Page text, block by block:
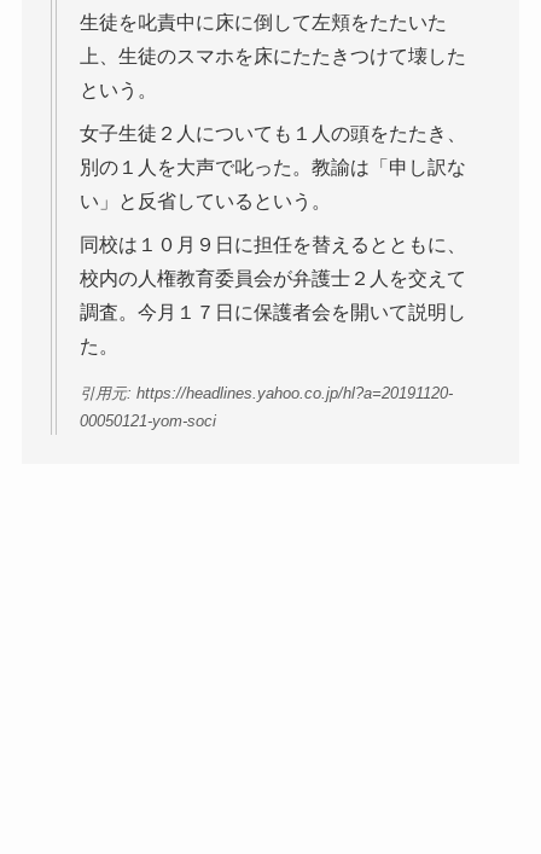
生徒を叱責中に床に倒して左頬をたたいた
上、生徒のスマホを床にたたきつけて壊した
という。
女子生徒２人についても１人の頭をたたき、
別の１人を大声で叱った。教諭は「申し訳な
い」と反省しているという。
同校は１０月９日に担任を替えるとともに、
校内の人権教育委員会が弁護士２人を交えて
調査。今月１７日に保護者会を開いて説明し
た。
引用元: https://headlines.yahoo.co.jp/hl?a=20191120-
00050121-yom-soci